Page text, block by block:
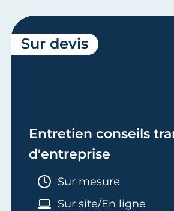
Entretien conseils
d'entreprise
Durée :
Sur mesure
Sur site/En ligne
Sur devis